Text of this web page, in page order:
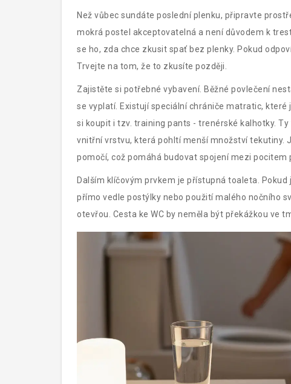
Než vůbec sundáte poslední plenku, připravte
mokrá postel akceptovatelná a není důvodem k
se ho, zda chce zkusit spať bez plenky. Pokud
Trvejte na tom, že to zkusíte později.
Zajistěte si potřebné vybavení. Běžné povlečení
se vyplatí. Existují speciální chrániče matratic,
si koupit i tzv. training pants - trenérské kalhotky.
vnitřní vrstvu, která pohltí menší množství tekutiny.
pomočí, což pomáhá budovat spojení mezi pocitem
Dalším klíčovým prvkem je přístupná toaleta.
přímo vedle postýlky nebo použití malého nočního
otevřou. Cesta ke WC by neměla být překážkou ve